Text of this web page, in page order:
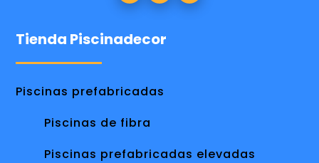
Tienda Piscinadecor
Piscinas prefabricadas
Piscinas de fibra
Piscinas prefabricadas elevadas